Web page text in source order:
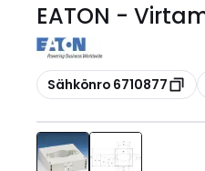
EATON -
Kopioi
Sähkönro 6710877